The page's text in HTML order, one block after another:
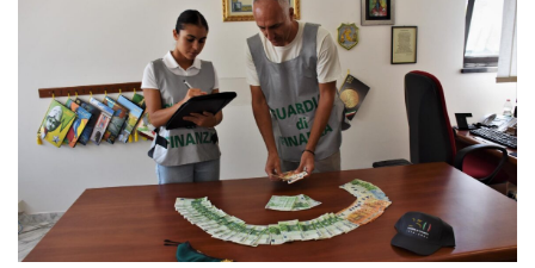
a
i
o
n
e